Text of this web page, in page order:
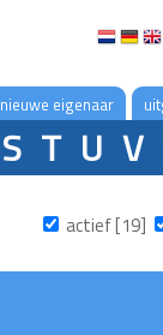
nieuwe eigenaar
S T U V
actief [19]